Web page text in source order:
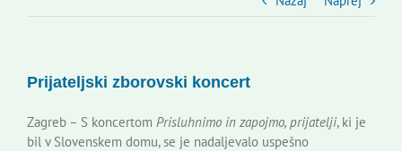
Kontakti
Prijateljski zborovski koncert
Zagreb – S koncertom Prisluhnimo in zapojmo, prijatelji, ki je
bil v Slovenskem domu, se je nadaljevalo uspešno